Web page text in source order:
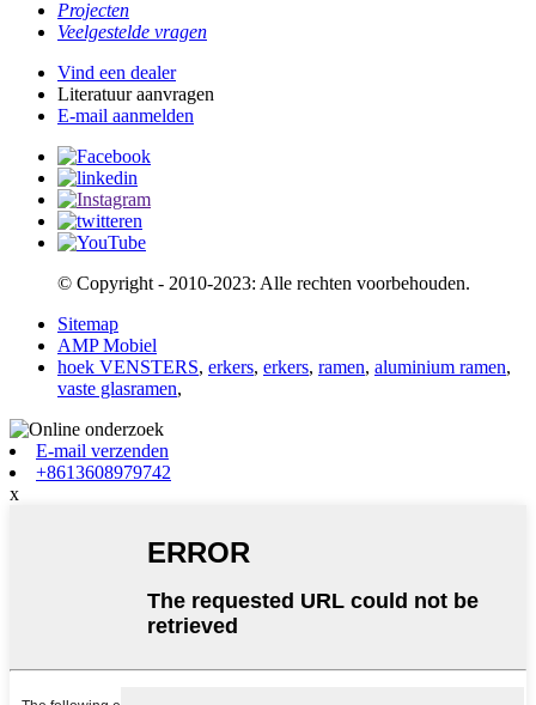
Projecten
Veelgestelde vragen
Vind een dealer
Literatuur aanvragen
E-mail aanmelden
© Copyright - 2010-2023: Alle rechten voorbehouden.
Sitemap
AMP Mobiel
hoek VENSTERS, erkers, erkers, ramen, aluminium ramen,
vaste glasramen,
E-mail verzenden
+8613608979742
x